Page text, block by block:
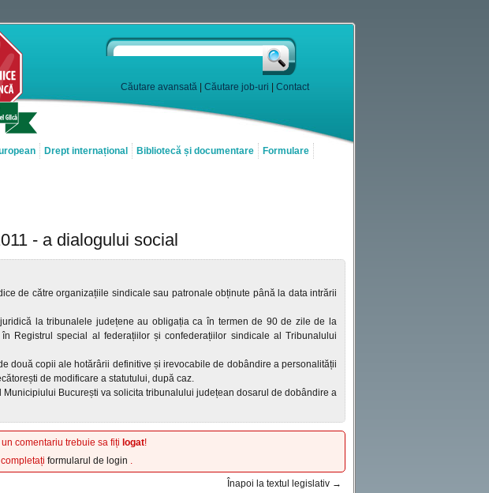
Căutare avansată Căutare job-uri Contact
Drept internațional Bibliotecă și documentare Formulare
- a dialogului social
de către organizațiile sindicale sau patronale obținute până la data intrării
la tribunalele județene au obligația ca în termen de 90 de zile de la
Registrul special al federațiilor și confederațiilor sindicale al Tribunalului
două copii ale hotărârii definitive și irevocabile de dobândire a personalității
de modificare a statutului, după caz.
București va solicita tribunalului județean dosarul de dobândire a
comentariu trebuie sa fiți logat!
formularul de login .
Înapoi la textul legislativ →